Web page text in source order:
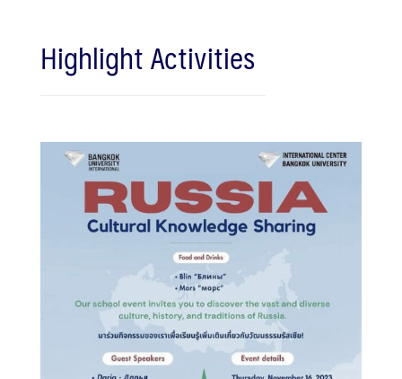
Highlight Activities